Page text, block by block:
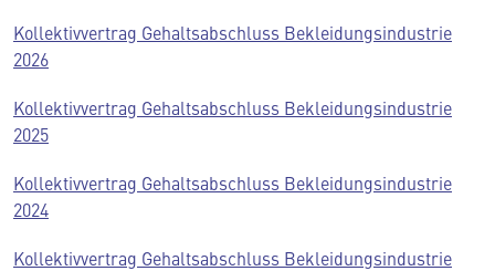
Kollektivvertrag Gehaltsabschluss Bekleidungsindustrie
2026
Kollektivvertrag Gehaltsabschluss Bekleidungsindustrie
2025
Kollektivvertrag Gehaltsabschluss Bekleidungsindustrie
2024
Kollektivvertrag Gehaltsabschluss Bekleidungsindustrie